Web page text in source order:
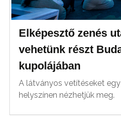
Elképesztő zenés
vehetünk részt
kupolájában
A látványos vetítéseket
helyszínen nézhetjük meg.